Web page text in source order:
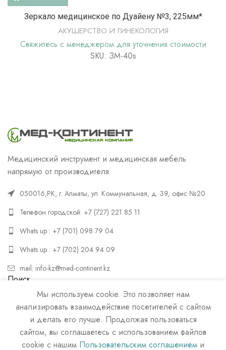
Зеркало медицинское по Дуайену №3, 225мм*
АКУШЕРСТВО И ГИНЕКОЛОГИЯ
Свяжитесь с менеджером для уточнения стоимости
SKU: ЗМ-40s
Медицинский инструмент и медицинская мебель
напрямую от производителя.
050016,РК, г. Алматы, ул. Коммунальная, д. 39, офис №20
Телефон городской: +7 (727) 221 85 11
Whats up : +7 (701) 098 79 04
Whats up : +7 (702) 204 94 09
mail: info-kz@med-continent.kz
Поиск
ПОИСК
Мы используем cookie. Это позволяет нам
анализировать взаимодействие посетителей с сайтом
и делать его лучше. Продолжая пользоваться
сайтом, вы соглашаетесь с использованием файлов
cookie с нашим Пользовательским соглашением и